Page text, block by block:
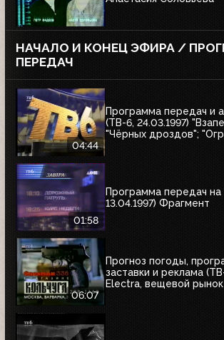
НАЧАЛО И КОНЕЦ ЭФИРА /
ПЕРЕДАЧ
04:44
Программа передач и
(ТВ-6, 24.03.1997)
"Чёрных дроздов";
01:58
Программа передач на
13.04.1997) Фрагмент
06:07
Прогноз погоды,
заставки и реклама
Electra, вещевой